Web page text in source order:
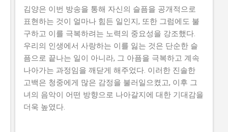
김양은 이번 방송을 통해 자신의 슬픔을 공개적으로
표현하는 것이 얼마나 힘든 일인지, 또한 그럼에도 불
구하고 이를 극복하려는 노력의 중요성을 강조했다.
우리의 인생에서 사랑하는 이를 잃는 것은 단순한 슬
픔으로 끝나는 일이 아니라, 그 아픔을 극복하고 계속
나아가는 과정임을 깨닫게 해주었다. 이러한 진솔한
고백은 청중에게 많은 감정을 불러일으켰고, 이후 그
녀의 음악이 어떤 방향으로 나아갈지에 대한 기대감을
더욱 높였다.